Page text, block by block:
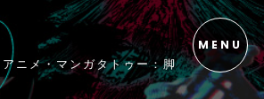
アニメ・マンガタトゥー：脚